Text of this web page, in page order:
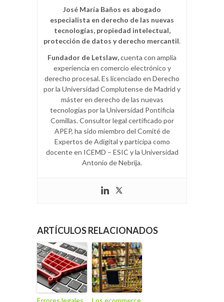
José María Baños es abogado
especialista en derecho de las nuevas
tecnologías, propiedad intelectual,
protección de datos y derecho mercantil.
Fundador de Letslaw,cuenta con amplia
experiencia en comercio electrónico y
derecho procesal. Es licenciado en Derecho
por la Universidad Complutense de Madrid y
máster en derecho de las nuevas
tecnologías por la Universidad Pontificia
Comillas. Consultor legal certificado por
APEP, ha sido miembro del Comité de
Expertos de Adigital y participa como
docente en ICEMD – ESIC y la Universidad
Antonio de Nebrija.
ARTÍCULOS RELACIONADOS